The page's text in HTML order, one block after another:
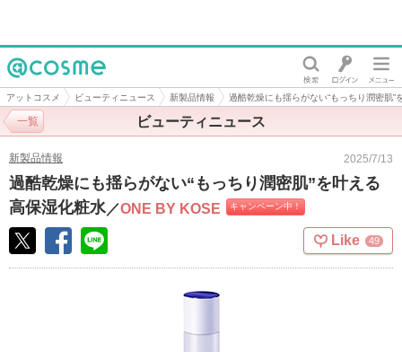
@cosme
アットコスメ ビューティニュース 新製品情報 過酷乾燥にも揺らがない“もっちり潤密肌”
ビューティニュース
一覧
新製品情報 2025/7/13
過酷乾燥にも揺らがない“もっちり潤密肌”を叶える
高保湿化粧水／ONE BY KOSE キャンペーン中！
Like 49